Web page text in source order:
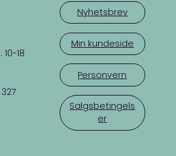
18
Nyhetsbrev
Min kundeside
Personvern
Salgsbetingels
er